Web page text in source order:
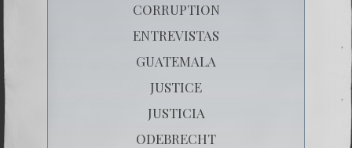
CORRUPTION
ENTREVISTAS
GUATEMALA
JUSTICE
JUSTICIA
ODEBRECHT